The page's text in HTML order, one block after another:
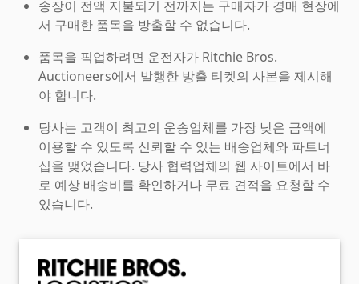
송장이 전액 지불되기 전까지는 구매자가 경매 현장에
서 구매한 품목을 방출할 수 없습니다.
품목을 픽업하려면 운전자가 Ritchie Bros.
Auctioneers에서 발행한 방출 티켓의 사본을 제시해
야 합니다.
당사는 고객이 최고의 운송업체를 가장 낮은 금액에
이용할 수 있도록 신뢰할 수 있는 배송업체와 파트너
십을 맺었습니다. 당사 협력업체의 웹 사이트에서 바
로 예상 배송비를 확인하거나 무료 견적을 요청할 수
있습니다.